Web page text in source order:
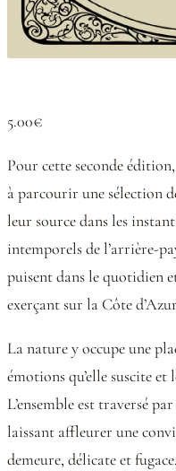
5.00€
Pour cette seconde édition,
à parcourir une sélection
leur source dans les
intemporels de l’arrière-
puisent dans le quotidien
exerçant sur la Côte
La nature y occupe une
émotions qu’elle suscite et
L’ensemble est traversé
laissant affleurer une
demeure, délicate et